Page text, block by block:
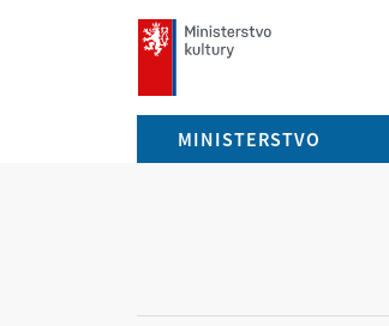
mkcr.cz
MINISTERSTVO